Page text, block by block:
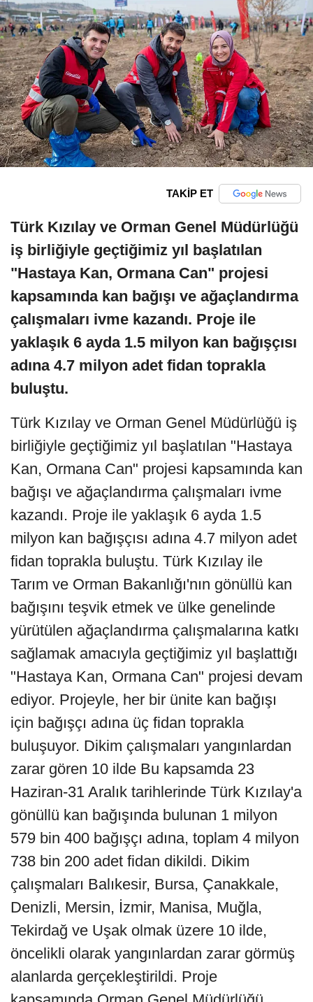
TAKİP ET
Türk Kızılay ve Orman Genel Müdürlüğü
iş birliğiyle geçtiğimiz yıl başlatılan
"Hastaya Kan, Ormana Can" projesi
kapsamında kan bağışı ve ağaçlandırma
çalışmaları ivme kazandı. Proje ile
yaklaşık 6 ayda 1.5 milyon kan bağışçısı
adına 4.7 milyon adet fidan toprakla
buluştu.
Türk Kızılay ve Orman Genel Müdürlüğü iş
birliğiyle geçtiğimiz yıl başlatılan "Hastaya
Kan, Ormana Can" projesi kapsamında kan
bağışı ve ağaçlandırma çalışmaları ivme
kazandı. Proje ile yaklaşık 6 ayda 1.5
milyon kan bağışçısı adına 4.7 milyon adet
fidan toprakla buluştu. Türk Kızılay ile
Tarım ve Orman Bakanlığı'nın gönüllü kan
bağışını teşvik etmek ve ülke genelinde
yürütülen ağaçlandırma çalışmalarına katkı
sağlamak amacıyla geçtiğimiz yıl başlattığı
"Hastaya Kan, Ormana Can" projesi devam
ediyor. Projeyle, her bir ünite kan bağışı
için bağışçı adına üç fidan toprakla
buluşuyor. Dikim çalışmaları yangınlardan
zarar gören 10 ilde Bu kapsamda 23
Haziran-31 Aralık tarihlerinde Türk Kızılay'a
gönüllü kan bağışında bulunan 1 milyon
579 bin 400 bağışçı adına, toplam 4 milyon
738 bin 200 adet fidan dikildi. Dikim
çalışmaları Balıkesir, Bursa, Çanakkale,
Denizli, Mersin, İzmir, Manisa, Muğla,
Tekirdağ ve Uşak olmak üzere 10 ilde,
öncelikli olarak yangınlardan zarar görmüş
alanlarda gerçekleştirildi. Proje